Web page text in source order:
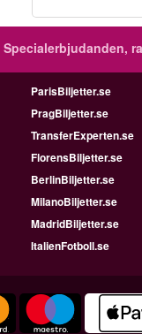
Specialerbjudanden,
ParisBiljetter.se
PragBiljetter.se
TransferExperten.se
FlorensBiljetter.se
BerlinBiljetter.se
MilanoBiljetter.se
MadridBiljetter.se
ItalienFotboll.se